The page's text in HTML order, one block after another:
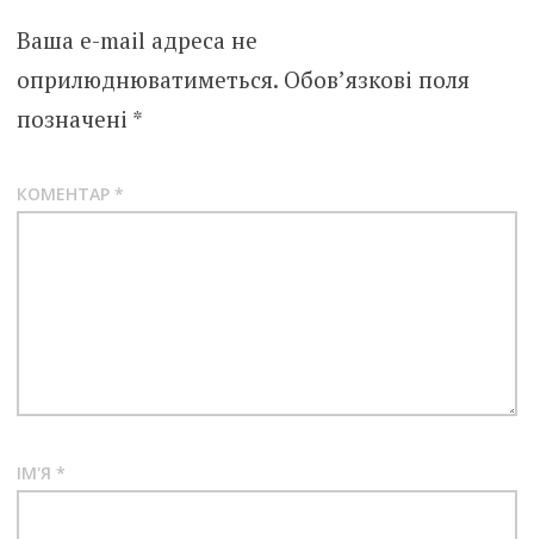
Ваша e-mail адреса не
оприлюднюватиметься. Обов’язкові поля
позначені *
КОМЕНТАР *
ІМ'Я *